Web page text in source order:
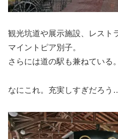
観光坑道や展示施設、レスト
マイントピア別子。
さらには道の駅も兼ねている。
なにこれ。充実しすぎだろう